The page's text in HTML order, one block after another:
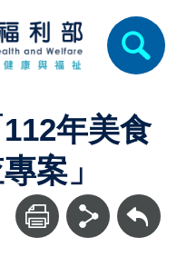
年美食
案」
回上一頁